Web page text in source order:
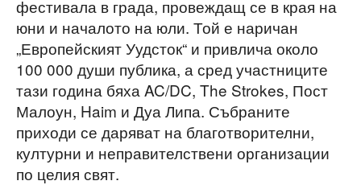
фестивала в града, провеждащ се в края на
юни и началото на юли. Той е наричан
„Европейският Уудсток“ и привлича около
100 000 души публика, а сред участниците
тази година бяха AC/DC, The Strokes, Пост
Малоун, Haim и Дуа Липа. Събраните
приходи се даряват на благотворителни,
културни и неправителствени организации
по целия свят.